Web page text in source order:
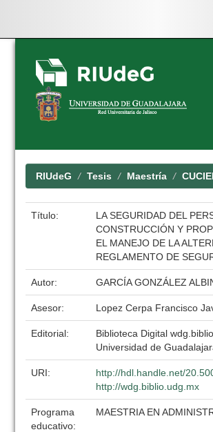
Skip
navigation
RIUdeG Tesis Maestría
Título:
LA SEGURIDAD DEL
CONSTRUCCIÓN Y
EL MANEJO DE LA
REGLAMENTO DE
Autor: GARCÍA GONZÁLEZ
Asesor: Lopez Cerpa Francisco
Editorial:
Biblioteca Digital wdg.biblio
Universidad de
URI:
http://hdl.handle.net/
http://wdg.biblio.udg.mx
Programa
educativo:
MAESTRIA EN